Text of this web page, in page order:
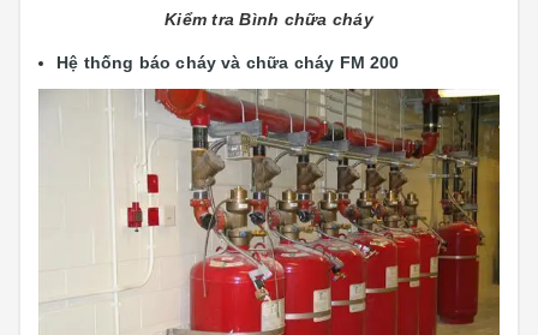
Kiểm tra Bình chữa cháy
Hệ thống báo cháy và chữa cháy FM 200